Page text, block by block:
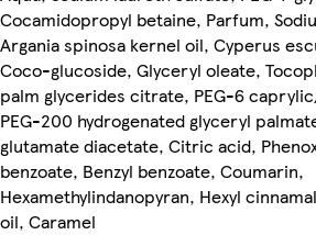
Cocamidopropyl betaine, Parfum,
Argania spinosa kernel oil, Cyperus
Coco-glucoside, Glyceryl oleate,
palm glycerides citrate, PEG-6
PEG-200 hydrogenated glyceryl
glutamate diacetate, Citric acid,
benzoate, Benzyl benzoate, Coumarin,
Hexamethylindanopyran, Hexyl
oil, Caramel